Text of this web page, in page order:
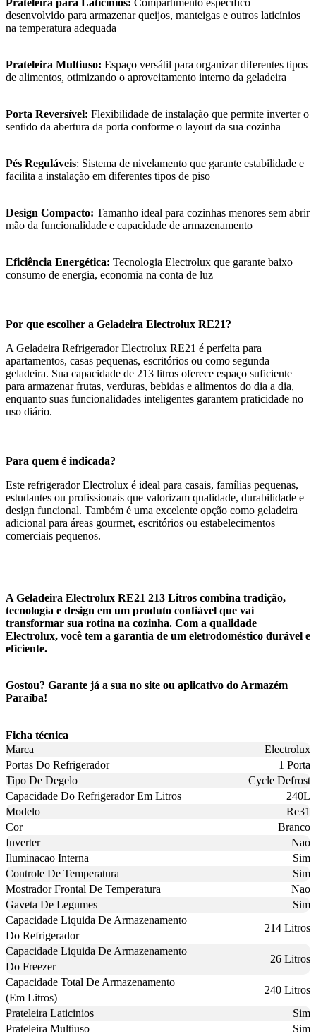
Prateleira para Laticínios: Compartimento específico
desenvolvido para armazenar queijos, manteigas e outros laticínios
na temperatura adequada
Prateleira Multiuso: Espaço versátil para organizar diferentes tipos
de alimentos, otimizando o aproveitamento interno da geladeira
Porta Reversível: Flexibilidade de instalação que permite inverter o
sentido da abertura da porta conforme o layout da sua cozinha
Pés Reguláveis: Sistema de nivelamento que garante estabilidade e
facilita a instalação em diferentes tipos de piso
Design Compacto: Tamanho ideal para cozinhas menores sem abrir
mão da funcionalidade e capacidade de armazenamento
Eficiência Energética: Tecnologia Electrolux que garante baixo
consumo de energia, economia na conta de luz
Por que escolher a Geladeira Electrolux RE21?
A Geladeira Refrigerador Electrolux RE21 é perfeita para
apartamentos, casas pequenas, escritórios ou como segunda
geladeira. Sua capacidade de 213 litros oferece espaço suficiente
para armazenar frutas, verduras, bebidas e alimentos do dia a dia,
enquanto suas funcionalidades inteligentes garantem praticidade no
uso diário.
Para quem é indicada?
Este refrigerador Electrolux é ideal para casais, famílias pequenas,
estudantes ou profissionais que valorizam qualidade, durabilidade e
design funcional. Também é uma excelente opção como geladeira
adicional para áreas gourmet, escritórios ou estabelecimentos
comerciais pequenos.
A Geladeira Electrolux RE21 213 Litros combina tradição,
tecnologia e design em um produto confiável que vai
transformar sua rotina na cozinha. Com a qualidade
Electrolux, você tem a garantia de um eletrodoméstico durável e
eficiente.
Gostou? Garante já a sua no site ou aplicativo do Armazém
Paraíba!
Ficha técnica
Marca
Electrolux
Portas Do Refrigerador
1 Porta
Tipo De Degelo
Cycle Defrost
Capacidade Do Refrigerador Em Litros
240L
Modelo
Re31
Cor
Branco
Inverter
Nao
Iluminacao Interna
Sim
Controle De Temperatura
Sim
Mostrador Frontal De Temperatura
Nao
Gaveta De Legumes
Sim
Capacidade Liquida De Armazenamento
Do Refrigerador
214 Litros
Capacidade Liquida De Armazenamento
Do Freezer
26 Litros
Capacidade Total De Armazenamento
(Em Litros)
240 Litros
Prateleira Laticinios
Sim
Prateleira Multiuso
Sim